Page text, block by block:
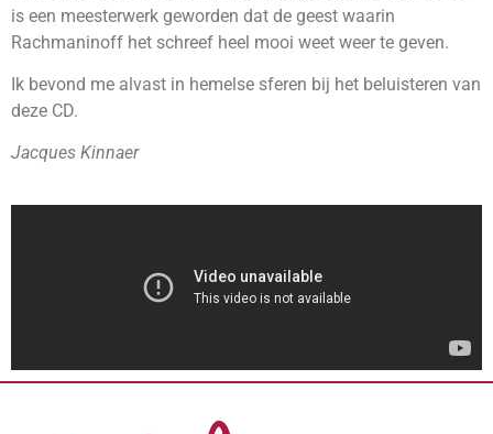
is een meesterwerk geworden dat de geest waarin
Rachmaninoff het schreef heel mooi weet weer te geven.
Ik bevond me alvast in hemelse sferen bij het beluisteren van
deze CD.
Jacques Kinnaer